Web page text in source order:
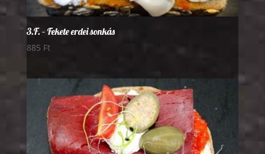
3.F. – Fekete erdei sonkás
885 Ft